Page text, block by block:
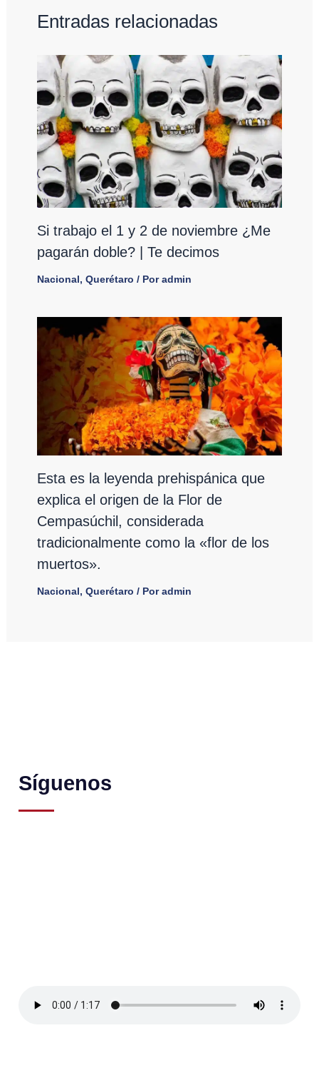
Entradas relacionadas
Si trabajo el 1 y 2 de noviembre ¿Me
pagarán doble? | Te decimos
Nacional, Querétaro / Poradmin
Esta es la leyenda prehispánica que
explica el origen de la Flor de
Cempasúchil, considerada
tradicionalmente como la «flor de los
muertos».
Nacional, Querétaro / Poradmin
Síguenos